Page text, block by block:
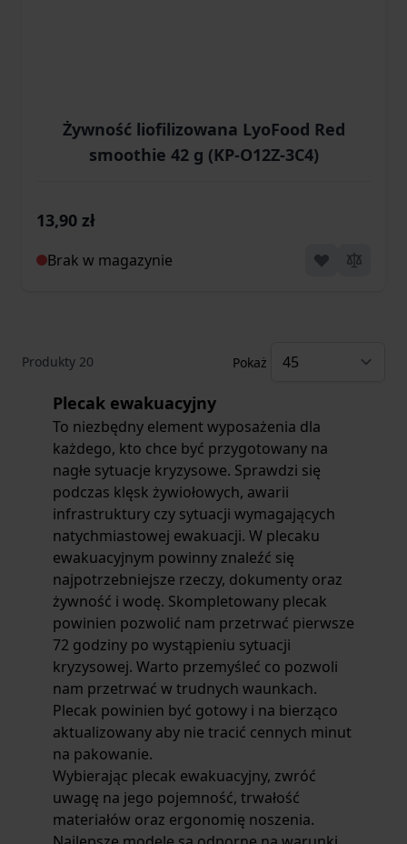
Żywność liofilizowana LyoFood Red
smoothie 42 g (KP-O12Z-3C4)
13,90 zł
Brak w magazynie
Produkty 20 Pokaż
Plecak ewakuacyjny
To niezbędny element wyposażenia dla
każdego, kto chce być przygotowany na
nagłe sytuacje kryzysowe. Sprawdzi się
podczas klęsk żywiołowych, awarii
infrastruktury czy sytuacji wymagających
natychmiastowej ewakuacji. W plecaku
ewakuacyjnym powinny znaleźć się
najpotrzebniejsze rzeczy, dokumenty oraz
żywność i wodę. Skompletowany plecak
powinien pozwolić nam przetrwać pierwsze
72 godziny po wystąpieniu sytuacji
kryzysowej. Warto przemyśleć co pozwoli
nam przetrwać w trudnych waunkach.
Plecak powinien być gotowy i na bierząco
aktualizowany aby nie tracić cennych minut
na pakowanie.
Wybierając plecak ewakuacyjny, zwróć
uwagę na jego pojemność, trwałość
materiałów oraz ergonomię noszenia.